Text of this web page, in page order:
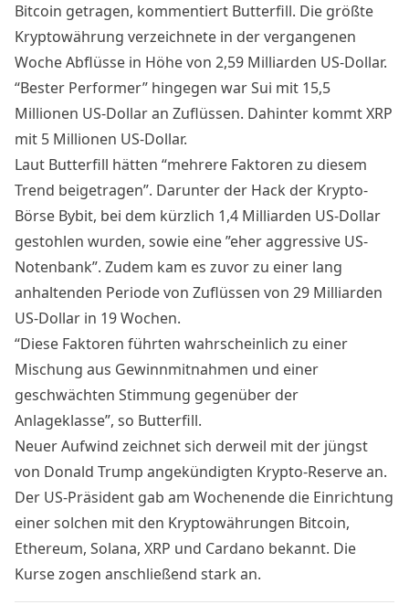
Bitcoin getragen, kommentiert Butterfill. Die größte
Kryptowährung verzeichnete in der vergangenen
Woche Abflüsse in Höhe von 2,59 Milliarden US-Dollar.
“Bester Performer” hingegen war Sui mit 15,5
Millionen US-Dollar an Zuflüssen. Dahinter kommt XRP
mit 5 Millionen US-Dollar.
Laut Butterfill hätten “mehrere Faktoren zu diesem
Trend beigetragen”. Darunter der Hack der Krypto-
Börse Bybit, bei dem kürzlich 1,4 Milliarden US-Dollar
gestohlen wurden, sowie eine ”eher aggressive US-
Notenbank”. Zudem kam es zuvor zu einer lang
anhaltenden Periode von Zuflüssen von 29 Milliarden
US-Dollar in 19 Wochen.
“Diese Faktoren führten wahrscheinlich zu einer
Mischung aus Gewinnmitnahmen und einer
geschwächten Stimmung gegenüber der
Anlageklasse”, so Butterfill.
Neuer Aufwind zeichnet sich derweil mit der jüngst
von Donald Trump angekündigten Krypto-Reserve an.
Der US-Präsident gab am Wochenende die Einrichtung
einer solchen mit den Kryptowährungen Bitcoin,
Ethereum, Solana, XRP und Cardano bekannt. Die
Kursezogen anschließend stark an.